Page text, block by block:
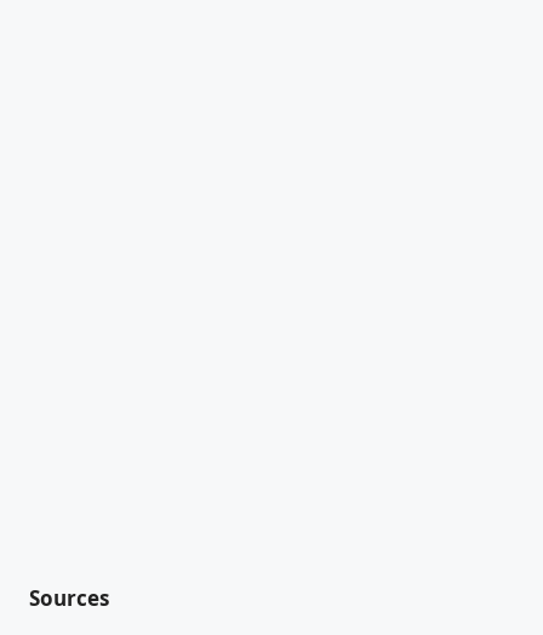
Sources